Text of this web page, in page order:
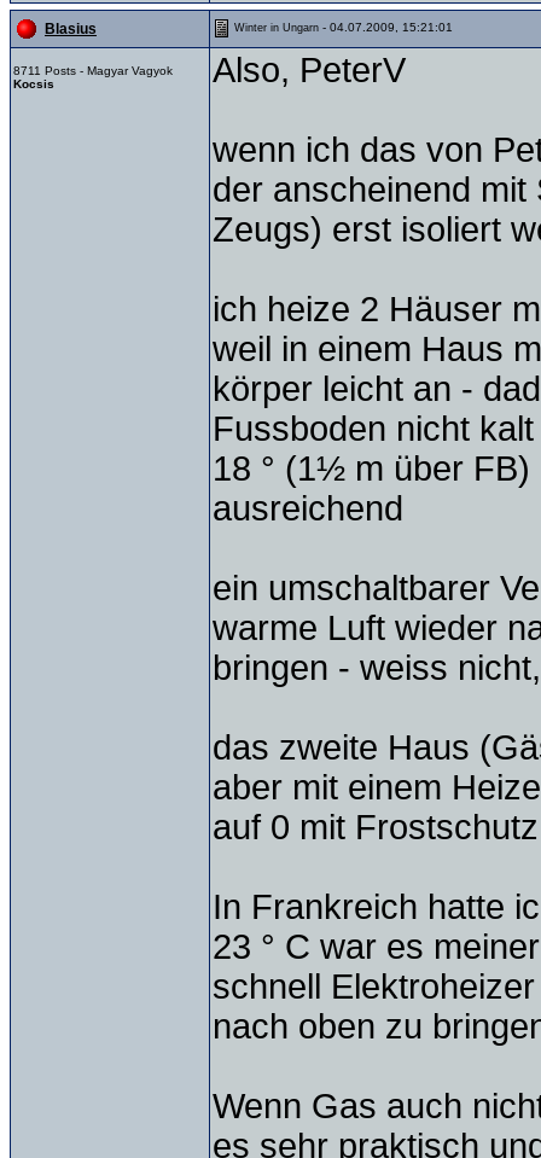
Blasius Winter in Ungarn - 04.07.2009, 15:21:01
8711 Posts - Magyar Vagyok
Kocsis
Also, PeterV
wenn ich das von
der anscheinend
Zeugs) erst isoliert
ich heize 2 Häuser
weil in einem Haus
körper leicht an -
Fussboden nicht
18 ° (1½ m über
ausreichend
ein umschaltbarer
warme Luft wieder
bringen - weiss
das zweite Haus
aber mit einem
auf 0 mit
In Frankreich hatte
23 ° C war es
schnell
nach oben zu
Wenn Gas auch
es sehr praktisch